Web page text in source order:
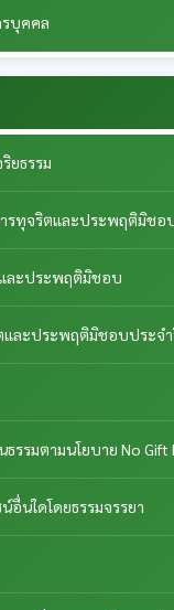
บุคคล
ยธรรม
ารทุจริตและประพฤติมิชอ
และประพฤติมิชอบ
ตและประพฤติมิชอบประจ
รรมตามนโยบาย No Gift
นใดโดยธรรมจรรยา